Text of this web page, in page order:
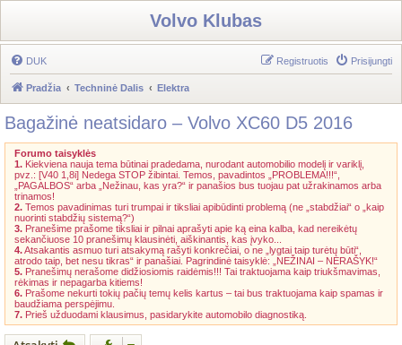
Volvo Klubas
DUK Prisijungti
Registruotis
Pradžia Techninė Dalis Elektra
Bagažinė neatsidaro – Volvo XC60 D5 2016
Forumo taisyklės
1. Kiekviena nauja tema būtinai pradedama, nurodant automobilio modelį ir variklį,
pvz.: [V40 1,8i] Nedega STOP žibintai. Temos, pavadintos „PROBLEMA!!!“,
„PAGALBOS“ arba „Nežinau, kas yra?“ ir panašios bus tuojau pat užrakinamos arba
trinamos!
2. Temos pavadinimas turi trumpai ir tiksliai apibūdinti problemą (ne „stabdžiai“ o „kaip
nuorinti stabdžių sistemą?“)
3. Pranešime prašome tiksliai ir pilnai aprašyti apie ką eina kalba, kad nereikėtų
sekančiuose 10 pranešimų klausinėti, aiškinantis, kas įvyko...
4.Atsakantis asmuo turi atsakymą rašyti konkrečiai, o ne „lygtai taip turėtų būti“,
atrodo taip, bet nesu tikras“ ir panašiai. Pagrindinė taisyklė: „NEŽINAI – NERAŠYK!“
5. Pranešimų nerašome didžiosiomis raidėmis!!! Tai traktuojama kaip triukšmavimas,
rėkimas ir nepagarba kitiems!
6. Prašome nekurti tokių pačių temų kelis kartus – tai bus traktuojama kaip spamas ir
baudžiama perspėjimu.
7. Prieš užduodami klausimus, pasidarykite automobilo diagnostiką.